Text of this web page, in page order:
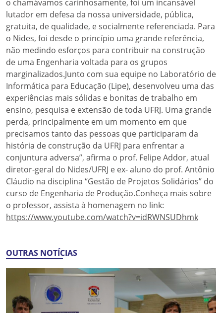
o chamávamos carinhosamente, foi um incansável
lutador em defesa da nossa universidade, pública,
gratuita, de qualidade, e socialmente referenciada. Para
o Nides, foi desde o princípio uma grande referência,
não medindo esforços para contribuir na construção
de uma Engenharia voltada para os grupos
marginalizados.Junto com sua equipe no Laboratório de
Informática para Educação (Lipe), desenvolveu uma das
experiências mais sólidas e bonitas de trabalho em
ensino, pesquisa e extensão de toda UFRJ. Uma grande
perda, principalmente em um momento em que
precisamos tanto das pessoas que participaram da
história de construção da UFRJ para enfrentar a
conjuntura adversa”, afirma o prof. Felipe Addor, atual
diretor-geral do Nides/UFRJ e ex- aluno do prof. Antônio
Cláudio na disciplina “Gestão de Projetos Solidários” do
curso de Engenharia de Produção.Conheça mais sobre
o professor, assista à homenagem no link:
https://www.youtube.com/watch?v=idRWNSUDhmk
OUTRAS NOTÍCIAS